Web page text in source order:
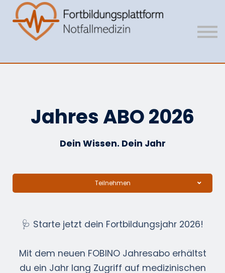
Vision
Anmelden
Jahres ABO 2026
Dein Wissen. Dein Jahr
Teilnehmen
🩺 Starte jetzt dein Fortbildungsjahr 2026!
Mit dem neuen FOBINO Jahresabo erhältst
du ein Jahr lang Zugriff auf medizinischen